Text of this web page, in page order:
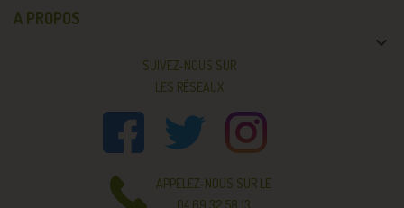
A PROPOS

SUIVEZ-NOUS SUR
LES RÉSEAUX
APPELEZ-NOUS SUR LE